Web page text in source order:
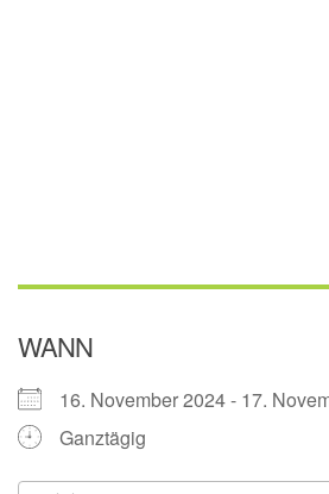
WANN
16. November 2024 - 17.
Ganztägig